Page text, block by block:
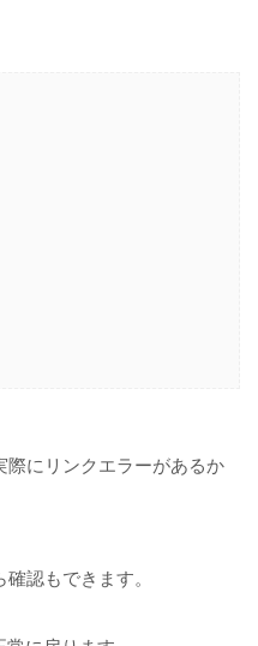
際にリンクエラーがあるか
認もできます。